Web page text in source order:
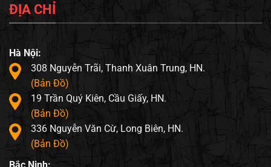
ĐỊA CHỈ
Hà Nội:
308 Nguyễn Trãi, Thanh Xuân Trung, HN.
(Bản Đồ)
19 Trần Quý Kiên, Cầu Giấy, HN.
(Bản Đồ)
336 Nguyễn Văn Cừ, Long Biên, HN.
(Bản Đồ)